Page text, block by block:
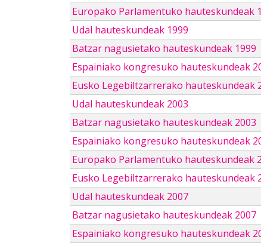
Europako Parlamentuko hauteskundeak
Udal hauteskundeak 1999
Batzar nagusietako hauteskundeak 1999
Espainiako kongresuko hauteskundeak
Eusko Legebiltzarrerako hauteskundeak
Udal hauteskundeak 2003
Batzar nagusietako hauteskundeak 2003
Espainiako kongresuko hauteskundeak
Europako Parlamentuko hauteskundeak
Eusko Legebiltzarrerako hauteskundeak
Udal hauteskundeak 2007
Batzar nagusietako hauteskundeak 2007
Espainiako kongresuko hauteskundeak